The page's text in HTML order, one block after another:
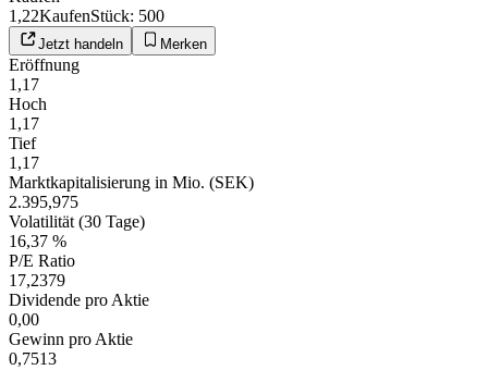
1,22KaufenStück: 500
Jetzt handeln Merken
Eröffnung
1,17
Hoch
1,17
Tief
1,17
Marktkapitalisierung in Mio. (SEK)
2.395,975
Volatilität (30 Tage)
16,37 %
P/E Ratio
17,2379
Dividende pro Aktie
0,00
Gewinn pro Aktie
0,7513